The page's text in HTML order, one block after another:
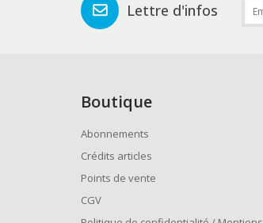
Lettre d'infos
Boutique
Abonnements
Crédits articles
Points de vente
CGV